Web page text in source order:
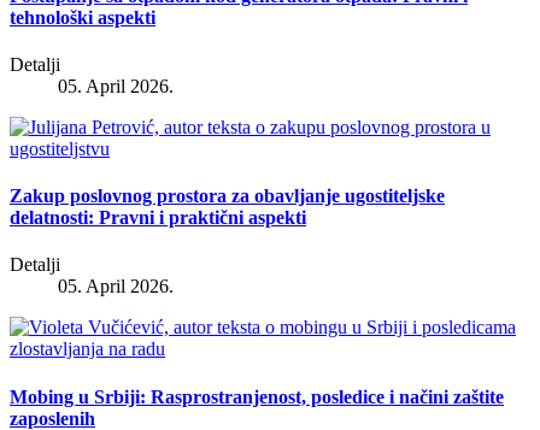
tehnološki aspekti
Detalji
05. April 2026.
Zakup poslovnog prostora za obavljanje ugostiteljske
delatnosti: Pravni i praktični aspekti
Detalji
05. April 2026.
Mobing u Srbiji: Rasprostranjenost, posledice i načini zaštite
zaposlenih